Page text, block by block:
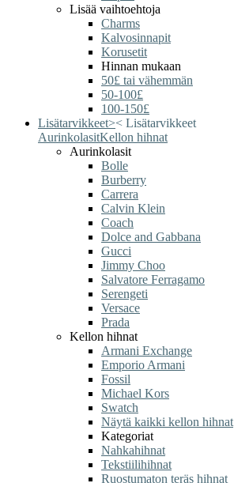
Lisää vaihtoehtoja
Charms
Kalvosinnapit
Korusetit
Hinnan mukaan
50£ tai vähemmän
50-100£
100-150£
Lisätarvikkeet>< Lisätarvikkeet
AurinkolasitKellon hihnat
Aurinkolasit
Bolle
Burberry
Carrera
Calvin Klein
Coach
Dolce and Gabbana
Gucci
Jimmy Choo
Salvatore Ferragamo
Serengeti
Versace
Prada
Kellon hihnat
Armani Exchange
Emporio Armani
Fossil
Michael Kors
Swatch
Näytä kaikki kellon hihnat
Kategoriat
Nahkahihnat
Tekstiilihihnat
Ruostumaton teräs hihnat